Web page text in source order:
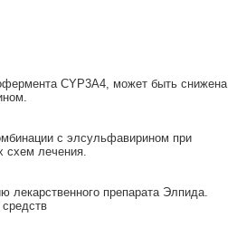
CYP3A4, может быть снижена
с элсульфавирином при
схем лечения.
лекарственного препарата Элпида.